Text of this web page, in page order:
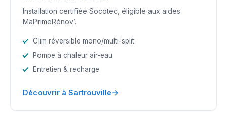
Installation certifiée Socotec, éligible aux aides
MaPrimeRénov’.
Clim réversible mono/multi-split
Pompe à chaleur air-eau
Entretien & recharge
Découvrir à Sartrouville→